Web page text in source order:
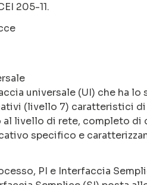
205-11.
universale (UI) che ha
(livello 7) caratteristici
al livello di rete, completo
specifico e
PI e Interfaccia